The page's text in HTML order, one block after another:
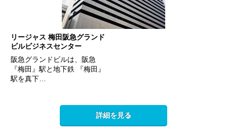
リージャス 梅田阪急グランド
ビルビジネスセンター
阪急グランドビルは、阪急
『梅田』駅と地下鉄 『梅田』
駅を真下…
詳細を見る